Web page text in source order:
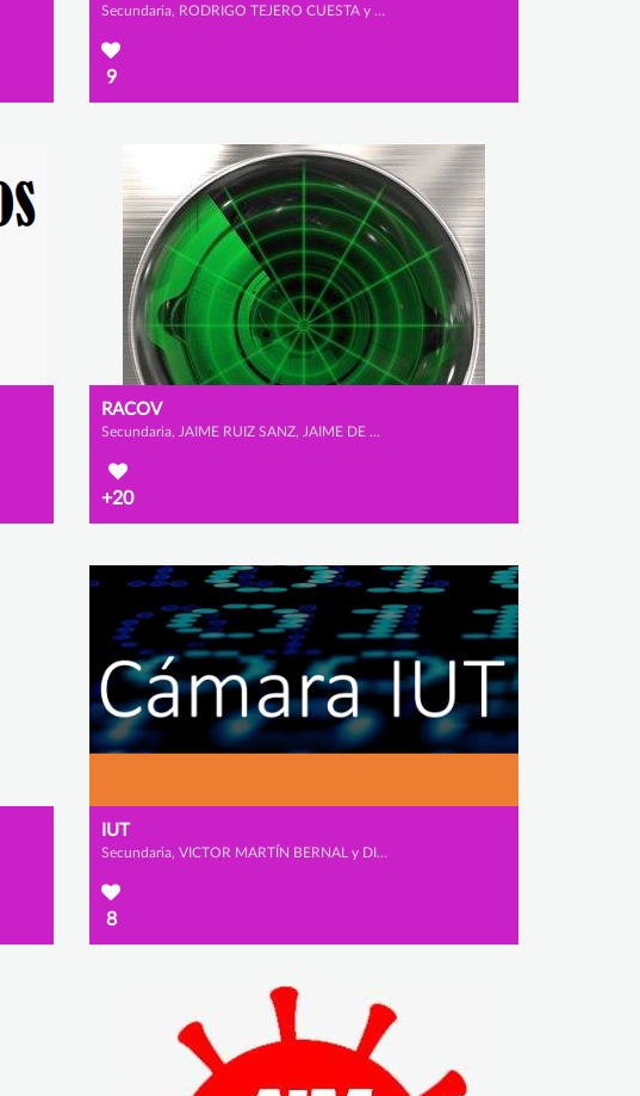
Secundaria, RODRIGO TEJERO CUESTA y ÁLVARO ORTEGA FERNÁNDEZ
9
RACOV
Secundaria, JAIME RUIZ SANZ, JAIME DE ENA LLOBERA y ÁLVARO GARCÍA GUIMARAENS
+20
IUT
Secundaria, VICTOR MARTÍN BERNAL y DIEGO BLÁZQUEZ BANDEIRAS
8